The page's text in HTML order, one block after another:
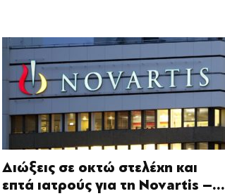
Διώξεις σε οκτώ στελέχη και
επτά ιατρούς για τη Novartis –...